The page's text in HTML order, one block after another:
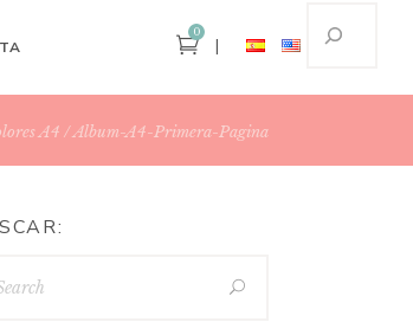
0
A4 Album-A4-Primera-Pagina